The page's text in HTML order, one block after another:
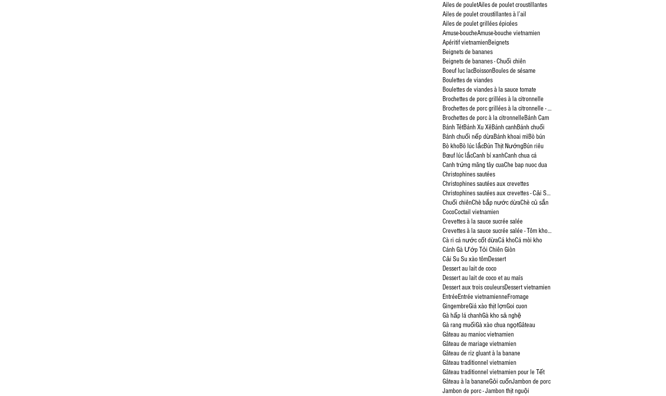
Ailes de pouletAiles de poulet croustillantes
Ailes de poulet croustillantes à l’ail
Ailes de poulet grillées épicées
Amuse-boucheAmuse-bouche vietnamien
Apéritif vietnamienBeignets
Beignets de bananes
Beignets de bananes - Chuối chiên
Boeuf luc lacBoissonBoules de sésame
Boulettes de viandes
Boulettes de viandes à la sauce tomate
Brochettes de porc grillées à la citronnelle
Brochettes de porc grillées à la citronnelle - Bún Thịt Nướng
Brochettes de porc à la citronnelleBánh Cam
Bánh TétBánh Xu XêBánh canhBánh chuối
Bánh chuối nếp dừaBánh khoai mìBò bún
Bò khoBò lúc lắcBún Thịt NướngBún riêu
Bœuf lúc lắcCanh bí xanhCanh chua cá
Canh trứng măng tây cuaChe bap nuoc dua
Christophines sautées
Christophines sautées aux crevettes
Christophines sautées aux crevettes - Cải Su Su xào tôm
Chuối chiênChè bắp nước dừaChè củ sắn
CocoCoctail vietnamien
Crevettes à la sauce sucrée salée
Crevettes à la sauce sucrée salée - Tôm kho tàu
Cà ri cá nước cốt dừaCá khoCá mòi kho
Cánh Gà Ướp Tỏi Chiên Giòn
Cải Su Su xào tômDessert
Dessert au lait de coco
Dessert au lait de coco et au maïs
Dessert aux trois couleursDessert vietnamien
EntréeEntrée vietnamienneFromage
GingembreGiá xào thịt lợnGoi cuon
Gà hấp lá chanhGà kho sả nghệ
Gà rang muốiGà xào chua ngọtGâteau
Gâteau au manioc vietnamien
Gâteau de mariage vietnamien
Gâteau de riz gluant à la banane
Gâteau traditionnel vietnamien
Gâteau traditionnel vietnamien pour le Tết
Gâteau à la bananeGỏi cuốnJambon de porc
Jambon de porc - Jambon thịt nguội